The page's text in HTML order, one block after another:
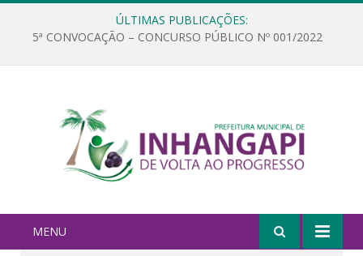
ÚLTIMAS PUBLICAÇÕES:
5ª CONVOCAÇÃO – CONCURSO PÚBLICO Nº 001/2022
MENU